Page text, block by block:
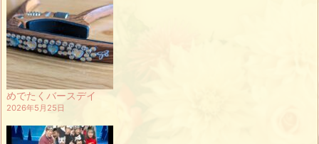
めでたくバースデイ
2026年5月25日